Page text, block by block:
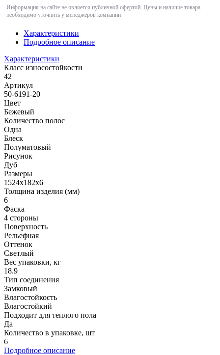
Информация на сайте не является публичной офертой. Цены и наличие товара
необходимо уточнить у менеджеров компании
Характеристики
Подробное описание
Характеристики
Класс износостойкости
42
Артикул
50-6191-20
Цвет
Бежевый
Количество полос
Одна
Блеск
Полуматовый
Рисунок
Дуб
Размеры
1524х182х6
Толщина изделия (мм)
6
Фаска
4 стороны
Поверхность
Рельефная
Оттенок
Светлый
Вес упаковки, кг
18.9
Тип соединения
Замковый
Влагостойкость
Влагостойкий
Подходит для теплого пола
Да
Количество в упаковке, шт
6
Подробное описание